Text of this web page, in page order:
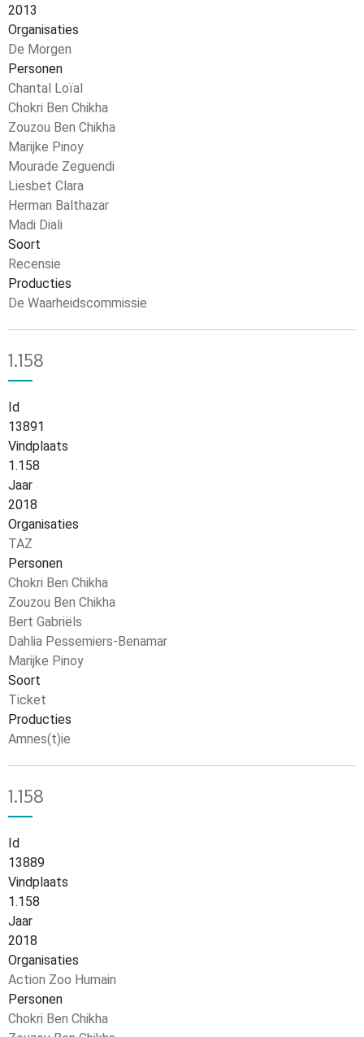
2013
Organisaties
De Morgen
Personen
Chantal Loïal
Chokri Ben Chikha
Zouzou Ben Chikha
Marijke Pinoy
Mourade Zeguendi
Liesbet Clara
Herman Balthazar
Madi Diali
Soort
Recensie
Producties
De Waarheidscommissie
1.158
Id
13891
Vindplaats
1.158
Jaar
2018
Organisaties
TAZ
Personen
Chokri Ben Chikha
Zouzou Ben Chikha
Bert Gabriëls
Dahlia Pessemiers-Benamar
Marijke Pinoy
Soort
Ticket
Producties
Amnes(t)ie
1.158
Id
13889
Vindplaats
1.158
Jaar
2018
Organisaties
Action Zoo Humain
Personen
Chokri Ben Chikha